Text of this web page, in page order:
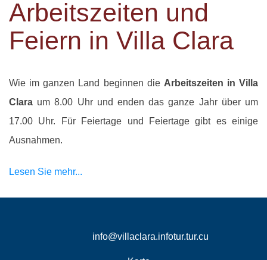
Arbeitszeiten und
Feiern in Villa Clara
Wie im ganzen Land beginnen die Arbeitszeiten in Villa
Clara um 8.00 Uhr und enden das ganze Jahr über um
17.00 Uhr. Für Feiertage und Feiertage gibt es einige
Ausnahmen.
Lesen Sie mehr...
info@villaclara.infotur.tur.cu